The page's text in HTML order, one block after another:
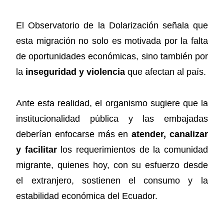
El Observatorio de la Dolarización señala que
esta migración no solo es motivada por la falta
de oportunidades económicas, sino también por
la inseguridad y violencia que afectan al país.
Ante esta realidad, el organismo sugiere que la
institucionalidad pública y las embajadas
deberían enfocarse más en atender, canalizar
y facilitarlos requerimientos de la comunidad
migrante, quienes hoy, con su esfuerzo desde
el extranjero, sostienen el consumo y la
estabilidad económica del Ecuador.